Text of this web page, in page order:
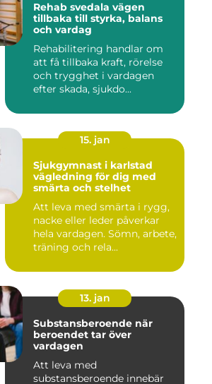
Rehab svedala vägen
tillbaka till styrka, balans
och vardag
Rehabilitering handlar om
att få tillbaka kraft, rörelse
och trygghet i vardagen
efter skada, sjukdo...
15. jan
Sjukgymnast i karlstad
vägledning för dig med
smärta och stelhet
Att leva med smärta i rygg,
nacke eller leder påverkar
hela vardagen. Sömn, arbete,
träning och rela...
13. jan
Substansberoende när
beroendet tar över
vardagen
Att leva med
substansberoende innebär